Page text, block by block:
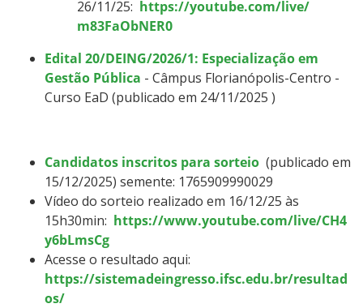
26/11/25: https://youtube.com/live/
m83FaObNER0
Edital 20/DEING/2026/1: Especialização em
Gestão Pública - Câmpus Florianópolis-Centro -
Curso EaD (publicado em 24/11/2025 )
Candidatos inscritos para sorteio (publicado em
15/12/2025) semente: 1765909990029
Vídeo do sorteio realizado em 16/12/25 às
15h30min: https://www.youtube.com/live/CH4
y6bLmsCg
Acesse o resultado aqui:
https://sistemadeingresso.ifsc.edu.br/resultad
os/